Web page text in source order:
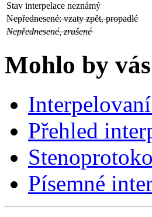
Stav interpelace neznámý
Nepřednesené: vzaty zpět, propadlé
Nepřednesené, zrušené
Mohlo by
Přehled
Písemné